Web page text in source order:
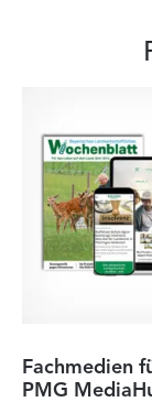
Fachmedien
PMG